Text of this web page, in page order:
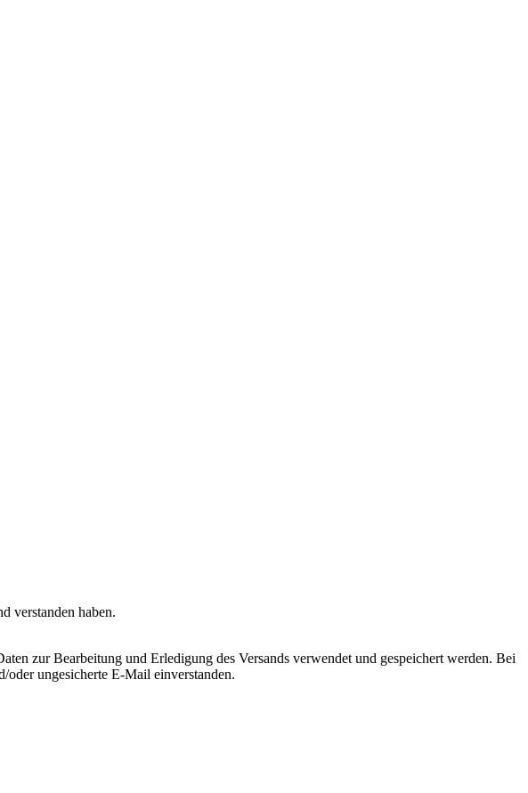
verstanden haben.
zur Bearbeitung und Erledigung des Versands verwendet und gespeichert werden. Bei
ungesicherte E-Mail einverstanden.